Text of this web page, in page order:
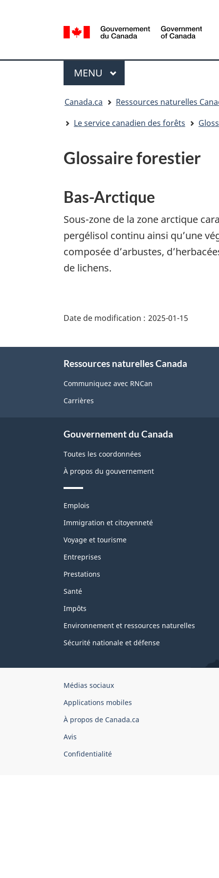
de
la
Government
MENU PRINCIPAL
Canada.ca
Ressources naturelles
Le service canadien des forêts
Glossaire forestier
Bas-Arctique
Sous-zone de la zone arctique
pergélisol continu ainsi qu’une
composée d’arbustes,
de lichens.
de
page"
Date de modification : 2025-01-15
Ressources naturelles Canada
Communiquez avec RNCan
Carrières
Gouvernement du Canada
Toutes les coordonnées
À propos du gouvernement
Thèmes
sujets
Emplois
Immigration et citoyenneté
Voyage et tourisme
Entreprises
Prestations
Santé
Impôts
Environnement et ressources naturelles
Sécurité nationale et défense
Organisation
gouvernement
du
Canada
Médias sociaux
Applications mobiles
À propos de Canada.ca
Avis
Confidentialité